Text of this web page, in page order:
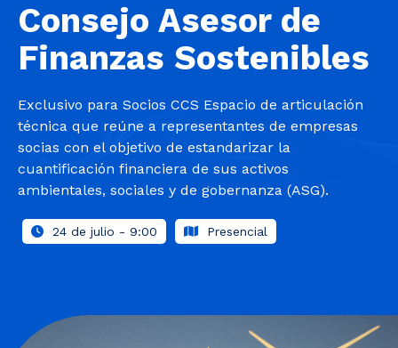
Pilares Estratégicos
Comités de Trabajo
Eventos
Noticias y Estudios
Consejo Asesor de
Finanzas Sostenibles
Exclusivo para Socios CCS Espacio de articulación
técnica que reúne a representantes de empresas
socias con el objetivo de estandarizar la
cuantificación financiera de sus activos
ambientales, sociales y de gobernanza (ASG).
24 de julio - 9:00 Presencial